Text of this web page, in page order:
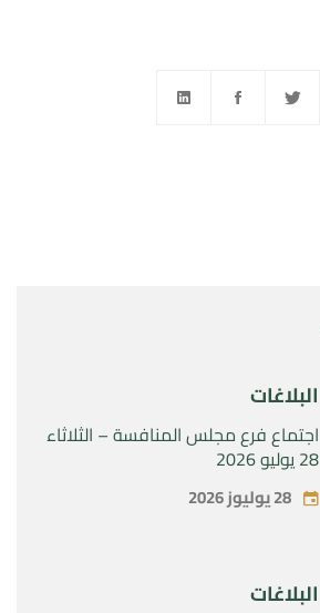
البلاغات
اجتماع فرع مجلس المنافسة – الثلاثاء
28 يوليو 2026
28 يوليوز 2026
البلاغات